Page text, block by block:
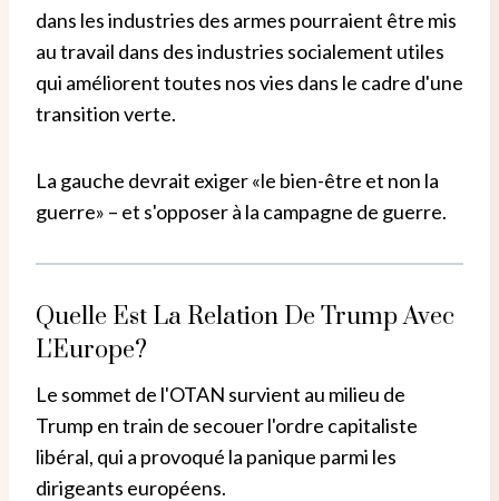
dans les industries des armes pourraient être mis
au travail dans des industries socialement utiles
qui améliorent toutes nos vies dans le cadre d'une
transition verte.
La gauche devrait exiger «le bien-être et non la
guerre» – et s'opposer à la campagne de guerre.
Quelle Est La Relation De Trump Avec
L'Europe?
Le sommet de l'OTAN survient au milieu de
Trump en train de secouer l'ordre capitaliste
libéral, qui a provoqué la panique parmi les
dirigeants européens.